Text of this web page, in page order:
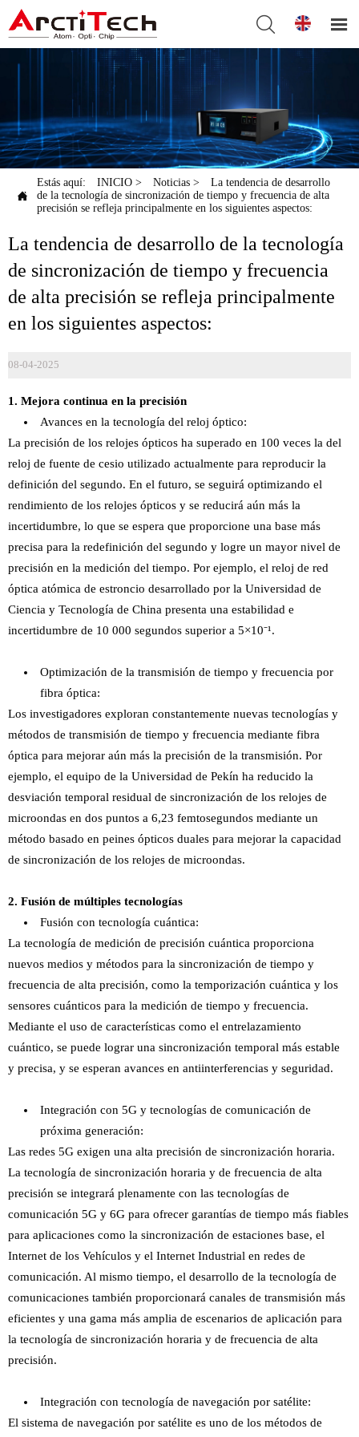
 

Estás aquí: INICIO > Noticias >
La tendencia de desarrollo
de la tecnología de sincronización de tiempo y frecuencia de alta
precisión se refleja principalmente en los siguientes aspectos:
La tendencia de desarrollo de la tecnología
de sincronización de tiempo y frecuencia
de alta precisión se refleja principalmente
en los siguientes aspectos:
08-04-2025
1. Mejora continua en la precisión
Avances en la tecnología del reloj óptico:
La precisión de los relojes ópticos ha superado en 100 veces la del
reloj de fuente de cesio utilizado actualmente para reproducir la
definición del segundo. En el futuro, se seguirá optimizando el
rendimiento de los relojes ópticos y se reducirá aún más la
incertidumbre, lo que se espera que proporcione una base más
precisa para la redefinición del segundo y logre un mayor nivel de
precisión en la medición del tiempo. Por ejemplo, el reloj de red
óptica atómica de estroncio desarrollado por la Universidad de
Ciencia y Tecnología de China presenta una estabilidad e
incertidumbre de 10 000 segundos superior a 5×10⁻¹.
Optimización de la transmisión de tiempo y frecuencia por
fibra óptica:
Los investigadores exploran constantemente nuevas tecnologías y
métodos de transmisión de tiempo y frecuencia mediante fibra
óptica para mejorar aún más la precisión de la transmisión. Por
ejemplo, el equipo de la Universidad de Pekín ha reducido la
desviación temporal residual de sincronización de los relojes de
microondas en dos puntos a 6,23 femtosegundos mediante un
método basado en peines ópticos duales para mejorar la capacidad
de sincronización de los relojes de microondas.
2. Fusión de múltiples tecnologías
Fusión con tecnología cuántica:
La tecnología de medición de precisión cuántica proporciona
nuevos medios y métodos para la sincronización de tiempo y
frecuencia de alta precisión, como la temporización cuántica y los
sensores cuánticos para la medición de tiempo y frecuencia.
Mediante el uso de características como el entrelazamiento
cuántico, se puede lograr una sincronización temporal más estable
y precisa, y se esperan avances en antiinterferencias y seguridad.
Integración con 5G y tecnologías de comunicación de
próxima generación:
Las redes 5G exigen una alta precisión de sincronización horaria.
La tecnología de sincronización horaria y de frecuencia de alta
precisión se integrará plenamente con las tecnologías de
comunicación 5G y 6G para ofrecer garantías de tiempo más fiables
para aplicaciones como la sincronización de estaciones base, el
Internet de los Vehículos y el Internet Industrial en redes de
comunicación. Al mismo tiempo, el desarrollo de la tecnología de
comunicaciones también proporcionará canales de transmisión más
eficientes y una gama más amplia de escenarios de aplicación para
la tecnología de sincronización horaria y de frecuencia de alta
precisión.
Integración con tecnología de navegación por satélite:
El sistema de navegación por satélite es uno de los métodos de